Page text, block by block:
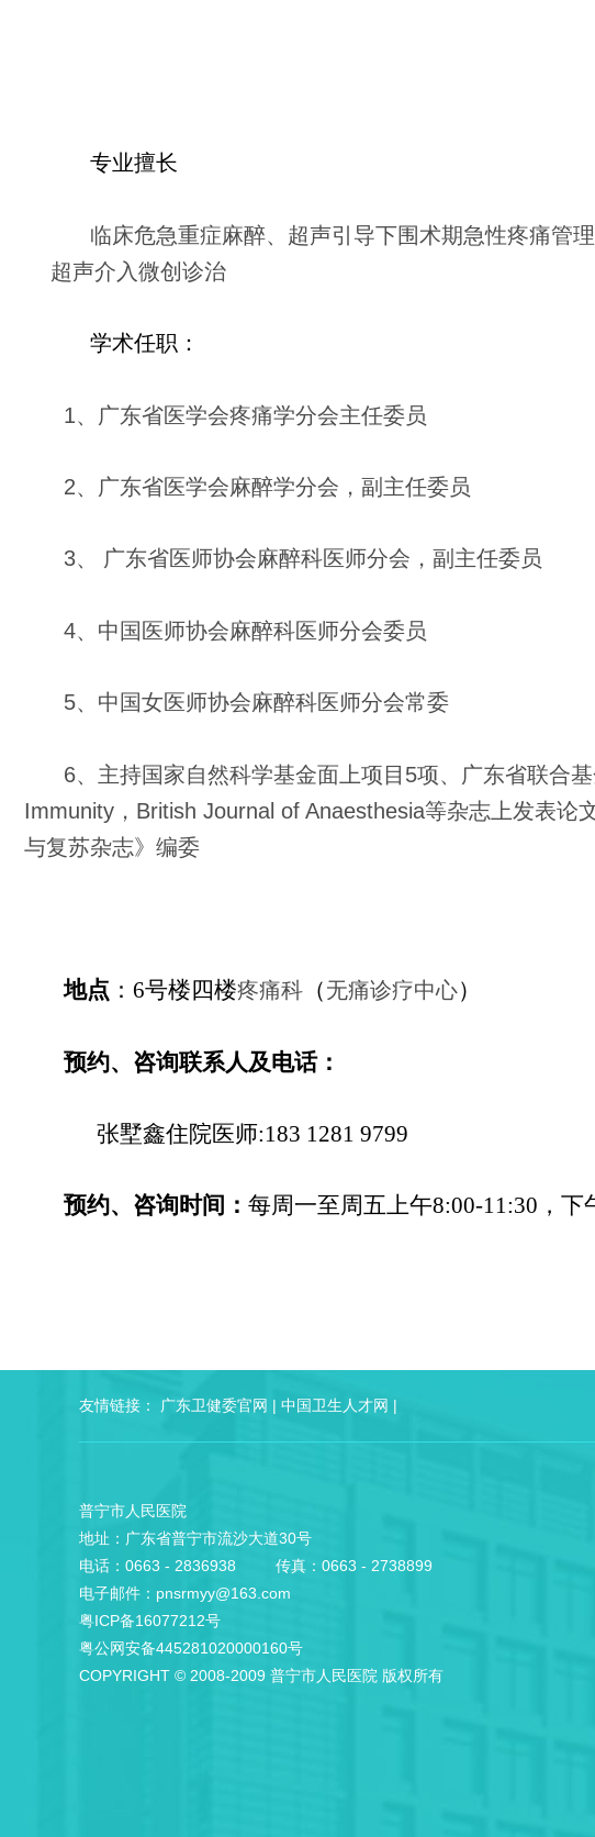
专业擅长
临床危急重症麻醉、超声引导下围术期急性疼痛管
超声介入微创诊治
学术任职：
1、广东省医学会疼痛学分会主任委员
2、广东省医学会麻醉学分会，副主任委员
3、 广东省医师协会麻醉科医师分会，副主任委员
4、中国医师协会麻醉科医师分会委员
5、中国女医师协会麻醉科医师分会常委
6、主持国家自然科学基金面上项目 5项、广东省联合
Immunity ， British Journal of Anaesthesia等杂志上发表论
与复苏杂志》编委
地点 ：6号楼四楼疼痛科 （无痛诊疗中心）
预约、咨询联系人及电话：
张墅鑫住院医师:183 1281 9799
预约、咨询时间： 每周一至周五上午8:00-11:30，下
友情链接： 广东卫健委官网 | 中国卫生人才网 |
普宁市人民医院
地址：广东省普宁市流沙大道30号
电话：0663 - 2836938 传真：0663 - 2738899
电子邮件：pnsrmyy@163.com
粤ICP备16077212号
粤公网安备445281020000160号
COPYRIGHT © 2008-2009 普宁市人民医院 版权所有